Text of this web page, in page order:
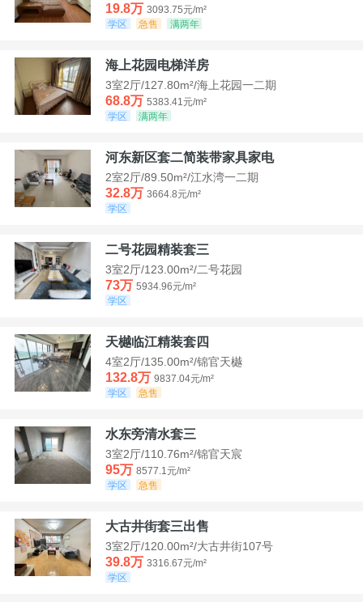
19.8万 3093.75元/m²
学区
急售 满两年
海上花园电梯洋房
3室2厅/127.80m²/海上花园一二期
68.8万 5383.41元/m²
学区
满两年
河东新区套二简装带家具家电
2室2厅/89.50m²/江水湾一二期
32.8万 3664.8元/m²
学区
二号花园精装套三
3室2厅/123.00m²/二号花园
73万 5934.96元/m²
学区
天樾临江精装套四
4室2厅/135.00m²/锦官天樾
132.8万 9837.04元/m²
学区
急售
水东旁清水套三
3室2厅/110.76m²/锦官天宸
95万 8577.1元/m²
学区
急售
大古井街套三出售
3室2厅/120.00m²/大古井街107号
39.8万 3316.67元/m²
学区